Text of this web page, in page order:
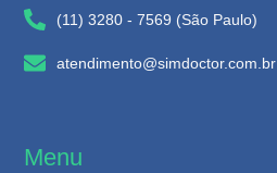
(11) 3280 - 7569 (São Paulo)
atendimento@simdoctor.com.br
Menu